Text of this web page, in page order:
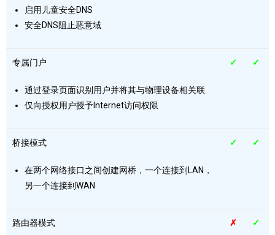
启用儿童安全DNS
安全DNS阻止恶意域
专属门户
通过登录页面识别用户并将其与物理设备相关联
仅向授权用户授予Internet访问权限
✓ ✓
桥接模式
在两个网络接口之间创建网桥，一个连接到LAN，
另一个连接到WAN
✓ ✓
路由器模式 ✗ ✓